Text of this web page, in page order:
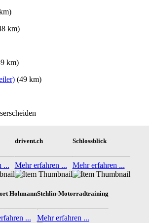
km)
km)
(49 km)
...
drivent.ch
Mehr erfahren ...
Schlossblick
Mehr erfahren ...
Hohmann
...
Stehlin-Motorradtraining
Mehr erfahren ...